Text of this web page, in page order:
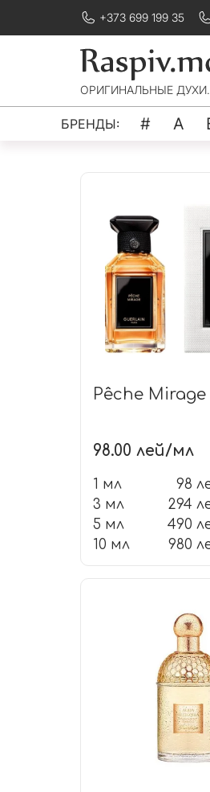
+373 699 199 35
ОРИГИНАЛЬНЫЕ
БРЕНДЫ: # A
Pêche
98.00 лей/мл
1 мл 98
3 мл
294
5 мл
490
10 мл
980